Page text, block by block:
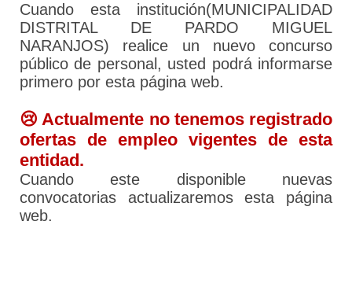
Cuando esta institución(MUNICIPALIDAD
DISTRITAL DE PARDO MIGUEL
NARANJOS) realice un nuevo concurso
público de personal, usted podrá informarse
primero por esta página web.
😢 Actualmente no tenemos registrado
ofertas de empleo vigentes de esta
entidad.
Cuando este disponible nuevas
convocatorias actualizaremos esta página
web.